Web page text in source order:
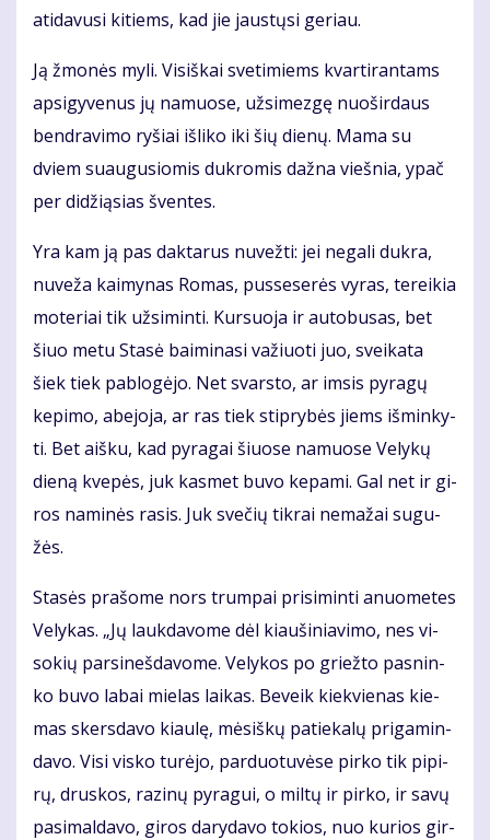
ati­da­vu­si ki­tiems, kad jie jaus­tų­si ge­riau.
Ją žmo­nės my­li. Vi­siš­kai sve­ti­miems kvar­ti­ran­tams
ap­si­gy­ve­nus jų na­muo­se, už­si­mez­gę nuo­šir­daus
ben­dra­vi­mo ry­šiai iš­li­ko iki šių die­nų. Ma­ma su
dviem su­au­gu­sio­mis duk­ro­mis daž­na vieš­nia, ypač
per di­dži­ą­sias šven­tes.
Yra kam ją pas dak­ta­rus nu­vež­ti: jei ne­ga­li duk­ra,
nu­ve­ža kai­my­nas Ro­mas, pus­se­se­rės vy­ras, te­rei­kia
mo­te­riai tik už­si­min­ti. Kur­suo­ja ir au­to­bu­sas, bet
šiuo me­tu Sta­sė bai­mi­na­si va­žiuo­ti juo, svei­ka­ta
šiek tiek pa­blo­gė­jo. Net svars­to, ar im­sis py­ra­gų
ke­pi­mo, abe­jo­ja, ar ras tiek stip­ry­bės jiems iš­min­ky­
ti. Bet aiš­ku, kad py­ra­gai šiuo­se na­muo­se Ve­ly­kų
die­ną kve­pės, juk kas­met bu­vo ke­pa­mi. Gal net ir gi­
ros na­mi­nės ra­sis. Juk sve­čių tik­rai ne­ma­žai su­gu­
žės.
Sta­sės pra­šo­me nors trum­pai pri­si­min­ti anuo­me­tes
Ve­ly­kas. „Jų lauk­da­vo­me dėl kiau­ši­nia­vi­mo, nes vi­
so­kių par­si­neš­da­vo­me. Ve­ly­kos po griež­to pas­nin­
ko bu­vo la­bai mie­las lai­kas. Be­veik kiek­vie­nas kie­
mas skers­da­vo kiau­lę, mė­siš­kų pa­tie­ka­lų pri­ga­min­
da­vo. Vi­si vis­ko tu­rė­jo, par­duo­tu­vė­se pir­ko tik pi­pi­
rų, drus­kos, ra­zi­nų py­ra­gui, o mil­tų ir pir­ko, ir sa­vų
pa­si­mal­da­vo, gi­ros da­ry­da­vo to­kios, nuo ku­rios gir­